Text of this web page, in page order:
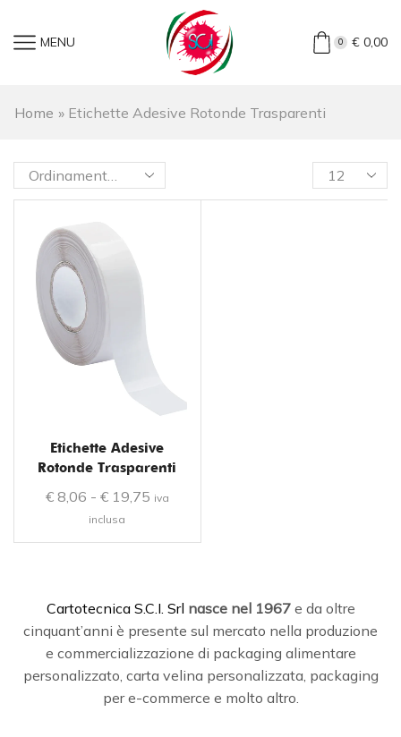
MENU 0 €0,00
Home » Etichette Adesive Rotonde Trasparenti
Etichette Adesive
Rotonde Trasparenti
€8,06 - €19,75 iva
inclusa
Cartotecnica S.C.I. Srl nasce nel 1967e da oltre
cinquant’anni è presente sul mercato nella produzione
e commercializzazione di packaging alimentare
personalizzato, carta velina personalizzata, packaging
per e-commerce e molto altro.